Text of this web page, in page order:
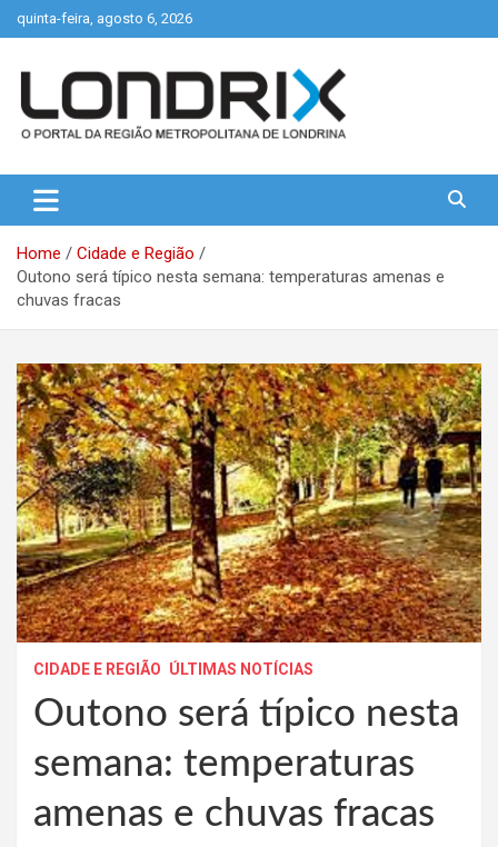
to
quinta-feira, agosto 6, 2026
Londrix
Home
Cidade e Região
Outono será típico nesta semana: temperaturas amenas e
chuvas fracas
CIDADE E REGIÃO ÚLTIMAS NOTÍCIAS
Outono será típico nesta
semana: temperaturas
amenas e chuvas fracas